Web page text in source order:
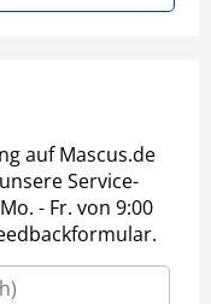
auf Mascus.de
Service-
- Fr. von 9:00